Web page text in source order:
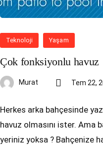
Teknoloji Yaşam
Çok fonksiyonlu havuz
Murat Tem 22,
Herkes arka bahçesinde
havuz olmasını ister. Ama
yeriniz yoksa ? Bahçenize